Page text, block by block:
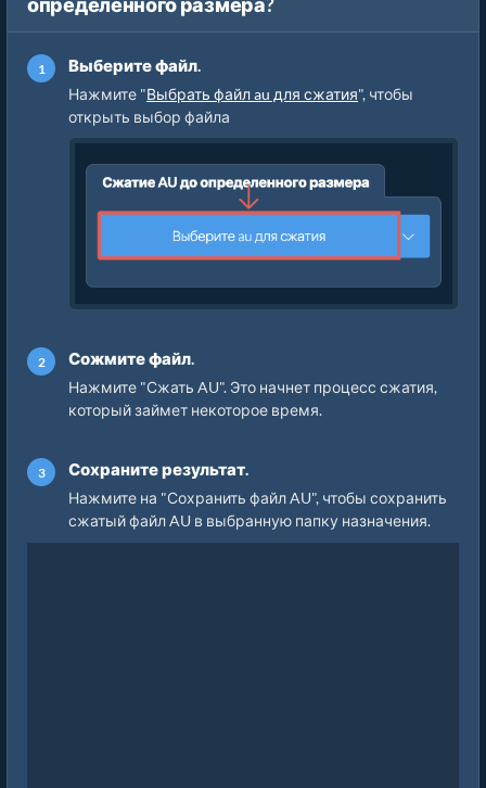
Выберите файл.
Нажмите "Выбрать файл au для сжатия", чтобы
открыть выбор файла
Сожмите файл.
Нажмите "Сжать AU". Это начнет процесс сжатия,
который займет некоторое время.
Сохраните результат.
Нажмите на "Сохранить файл AU", чтобы сохранить
сжатый файл AU в выбранную папку назначения.